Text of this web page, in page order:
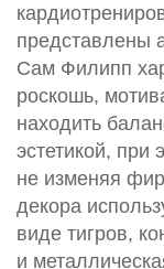
представлены
Сам Филипп
роскошь,
находить
эстетикой, при
не изменяя
декора
виде тигров,
и